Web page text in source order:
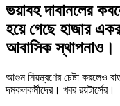
ভয়াবহ দাবানলের
হয়ে গেছে হাজার
আবাসিক স্থাপনাও।
আগুন নিয়ন্ত্রণের চেষ্টা করলেও
দমকলকর্মীদের। খবর রয়টার্সের।